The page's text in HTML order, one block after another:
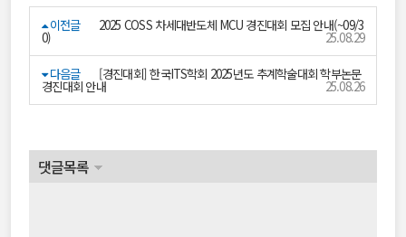
이전글 2025 COSS 차세대반도체 MCU 경진대회 모집 안내(~09/3
0) 25.08.29
다음글 [경진대회] 한국ITS학회 2025년도 추계학술대회 학부논문
경진대회 안내 25.08.26
댓글목록